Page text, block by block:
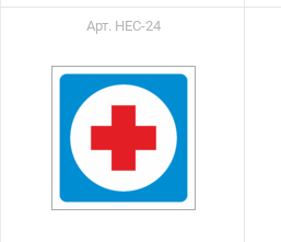
Арт. НЕС-24